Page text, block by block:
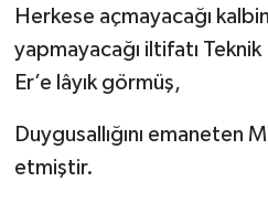
Herkese açmayacağı
yapmayacağı iltifatı
Er’e lâyık görmüş,
Duygusallığını emaneten
etmiştir.